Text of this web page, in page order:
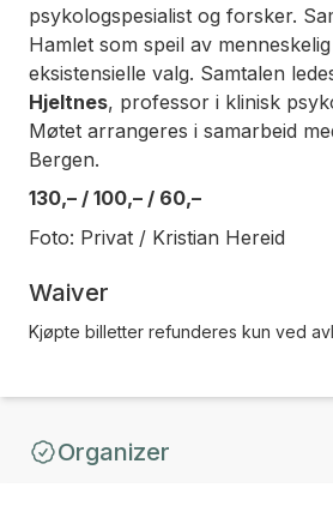
psykologspesialist og forsker.
Hamlet som speil av
eksistensielle valg. Samtalen
Hjeltnes, professor i klinisk
Møtet arrangeres i samarbeid
Bergen.
130,– / 100,– / 60,–
Foto: Privat / Kristian Hereid
Waiver
Kjøpte billetter refunderes kun ved
Organizer